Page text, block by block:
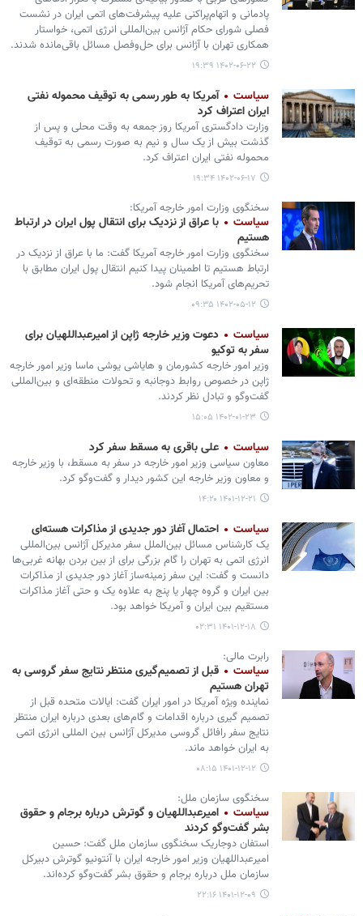
پادمانی و اتهام‌پراکنی علیه پیشرفت‌های اتمی ایران در نشست
فصلی شورای حکام آژانس بین‌المللی انرژی اتمی، خواستار
همکاری تهران با آژانس برای حل‌وفصل مسائل باقی‌مانده شدند.
۱۴۰۲-۰۶-۲۲ ۱۹:۳۹
سیاست
آمریکا به طور رسمی به توقیف محموله نفتی
ایران اعتراف کرد
وزارت دادگستری آمریکا روز جمعه به وقت محلی و پس از
گذشت بیش از یک سال و نیم به صورت رسمی به توقیف
محموله نفتی ایران اعتراف کرد.
۱۴۰۲-۰۶-۱۷ ۱۹:۳۴
سخنگوی وزارت امور خارجه آمریکا:
سیاست
با عراق از نزدیک برای انتقال پول ایران در ارتباط
هستیم
سخنگوی وزارت امور خارجه آمریکا گفت: ما با عراق از نزدیک در
ارتباط هستیم تا اطمینان پیدا کنیم انتقال پول ایران مطابق با
تحریم‌های آمریکا انجام شود.
۱۴۰۲-۰۵-۱۲ ۰۹:۳۵
سیاست
دعوت وزیر خارجه ژاپن از امیرعبداللهیان برای
سفر به توکیو
‌وزیر امور خارجه کشورمان و هایاشی یوشی ماسا وزیر امور خارجه
ژاپن در خصوص روابط دوجانبه و تحولات منطقه‌ای و بین‌المللی
گفت‌وگو و تبادل نظر کردند.
۱۴۰۲-۰۱-۲۳ ۱۵:۰۵
سیاست علی باقری به مسقط سفر کرد
معاون سیاسی وزیر امور خارجه در سفر به مسقط، با وزیر خارجه
و معاون وزیر خارجه این کشور دیدار و گفت‌وگو کرد.
۱۴۰۱-۱۲-۲۱ ۱۴:۲۰
سیاست احتمال آغاز دور جدیدی از مذاکرات هسته‌ای
یک کارشناس مسائل بین‌الملل سفر مدیرکل آژانس بین‌المللی
انرژی اتمی به تهران را گام بزرگی برای از بین بردن بهانه غربی‌ها
دانست و گفت: این سفر زمینه‌ساز آغاز دور جدیدی از مذاکرات
بین ایران و گروه چهار یا پنج به علاوه یک و حتی آغاز مذاکرات
مستقیم بین ایران و آمریکا خواهد بود.
۱۴۰۱-۱۲-۱۸ ۰۲:۳۱
رابرت مالی:
سیاست
قبل از تصمیم‌گیری منتظر نتایج سفر گروسی به
تهران هستیم
نماینده ویژه آمریکا در امور ایران گفت: ایالات متحده قبل از
تصمیم گیری درباره اقدامات و گام‌های بعدی درباره ایران منتظر
نتایج سفر رافائل گروسی مدیرکل آژانس بین المللی انرژی اتمی
به ایران خواهد ماند.
۱۴۰۱-۱۲-۱۲ ۰۸:۱۵
سخنگوی سازمان ملل:
سیاست
امیرعبداللهیان و گوترش درباره برجام و حقوق
بشر گفت‌وگو کردند
استفان دوجاریک سخنگوی سازمان ملل گفت: حسین
امیرعبداللهیان وزیر امور خارجه ایران با آنتونیو گوترش دبیرکل
سازمان ملل درباره برجام و حقوق بشر گفت‌وگو کرده‌اند.
۱۴۰۱-۱۲-۰۹ ۲۲:۱۶